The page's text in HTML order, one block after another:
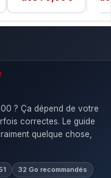
? Ça dépend de votre
correctes. Le guide
quelque chose,
32 Go recommandés